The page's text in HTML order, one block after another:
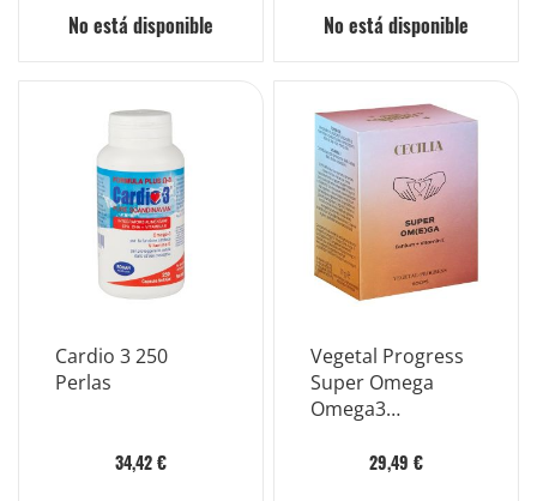
No está disponible No está disponible
Cardio 3 250
Perlas
34,42 €
Vegetal Progress
Super Omega
Omega3
cápsulas29,49 €